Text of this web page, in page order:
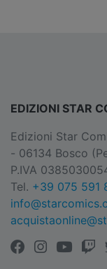
EDIZIONI STAR
Edizioni Star
- 06134 Bosco
P.IVA
Tel. +39 075 591